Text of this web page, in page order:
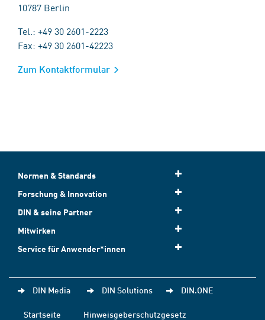
10787 Berlin
Tel.: +49 30 2601-2223
Fax: +49 30 2601-42223
Zum Kontaktformular
Normen & Standards
Forschung & Innovation
DIN & seine Partner
Mitwirken
Service für Anwender*innen
DIN Media DIN Solutions DIN.ONE
Startseite
Hinweisgeberschutzgesetz